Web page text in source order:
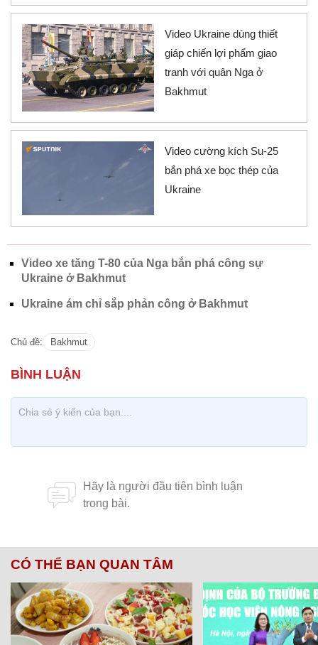
Video Ukraine dùng thiết
giáp chiến lợi phẩm giao
tranh với quân Nga ở
Bakhmut
Video cường kích Su-25
bắn phá xe bọc thép của
Ukraine
Video xe tăng T-80 của Nga bắn phá công sự
Ukraine ở Bakhmut
Ukraine ám chỉ sắp phản công ở Bakhmut
Chủ đề: Bakhmut
CÓ THỂ BẠN QUAN TÂM